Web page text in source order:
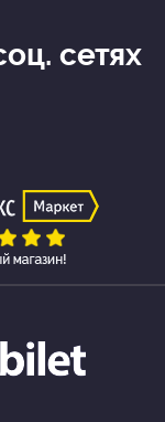
сетях